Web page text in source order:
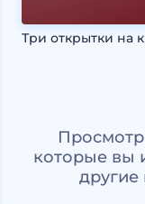
Три открытки на
которые вы